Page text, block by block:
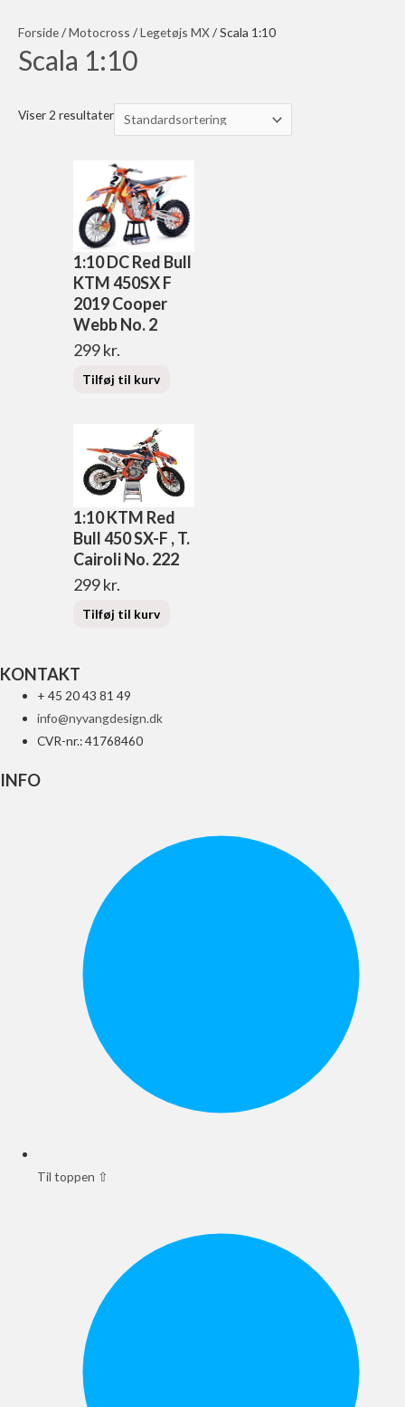
Forside/Motocross /Legetøjs MX/ Scala 1:10
Scala 1:10
Viser 2 resultater
1:10 DC Red Bull
KTM 450SX F
2019 Cooper
Webb No. 2
299kr.
Tilføj til kurv
1:10 KTM Red
Bull 450 SX-F , T.
Cairoli No. 222
299kr.
Tilføj til kurv
KONTAKT
+ 45 20 43 81 49
info@nyvangdesign.dk
CVR-nr.: 41768460
INFO
Til toppen ⇧